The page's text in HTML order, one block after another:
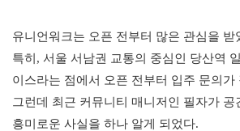
유니언워크는 오픈 전부터 많은 관심을 받
특히, 서울 서남권 교통의 중심인 당산역
이스라는 점에서 오픈 전부터 입주 문의가
그런데 최근 커뮤니티 매니저인 필자가 공
흥미로운 사실을 하나 알게 되었다.